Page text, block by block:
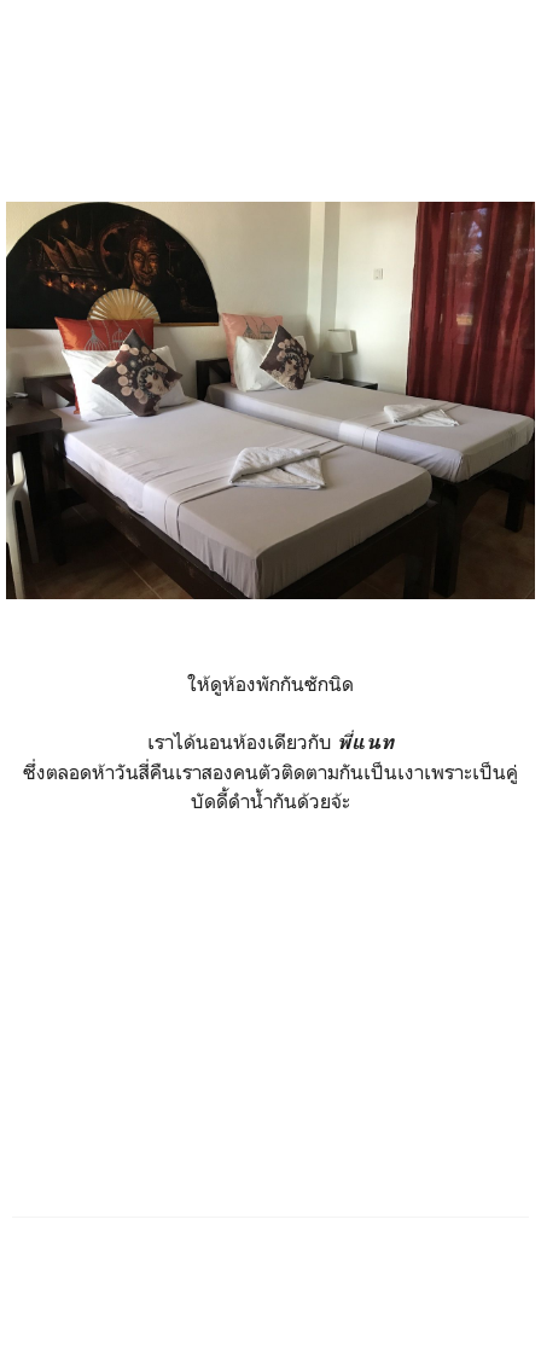
ให้ดูห้องพักกันซักนิด
เราได้นอนห้องเดียวกับ พี่แนท
ซึ่งตลอดห้าวันสี่คืนเราสองคนตัวติดตามกันเป็นเงาเพราะเป็นคู่
บัดดี้ดำน้ำกันด้วยจ้ะ